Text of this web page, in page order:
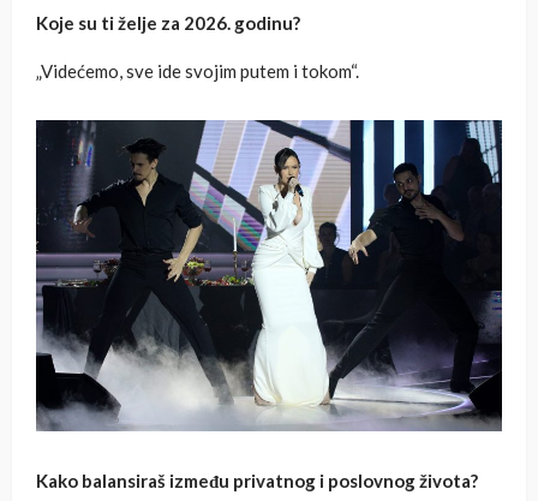
Koje su ti želje za 2026. godinu?
„Videćemo, sve ide svojim putem i tokom“.
Kako balansiraš između privatnog i poslovnog života?